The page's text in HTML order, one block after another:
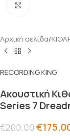
Click to
Αρχική σελίδα
RECORDING KING
Ακουστική
Series 7
€200.00€